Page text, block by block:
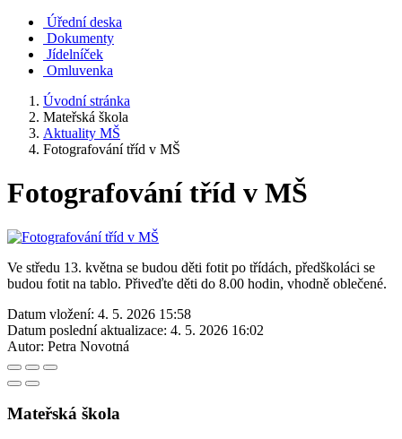
Úřední deska
Dokumenty
Jídelníček
Omluvenka
Úvodní stránka
Mateřská škola
Aktuality MŠ
Fotografování tříd v MŠ
Fotografování tříd v MŠ
Ve středu 13. května se budou děti fotit po třídách, předškoláci se
budou fotit na tablo. Přiveďte děti do 8.00 hodin, vhodně oblečené.
Datum vložení: 4. 5. 2026 15:58
Datum poslední aktualizace: 4. 5. 2026 16:02
Autor: Petra Novotná
Mateřská škola